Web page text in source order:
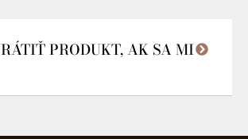
PRODUKT, AK SA MI